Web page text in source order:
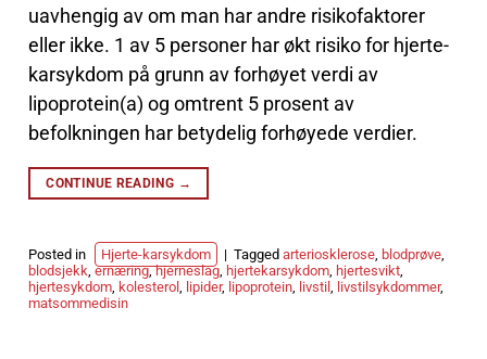
uavhengig av om man har andre risikofaktorer
eller ikke. 1 av 5 personer har økt risiko for hjerte-
karsykdom på grunn av forhøyet verdi av
lipoprotein(a) og omtrent 5 prosent av
befolkningen har betydelig forhøyede verdier.
CONTINUE READING →
Posted in Hjerte-karsykdom | Tagged arteriosklerose blodprøve
blodsjekk ernæring,hjerneslag hjertekarsykdom hjertesvikt
hjertesykdom kolesterol lipider, lipoprotein livstil livstilsykdommer,
matsommedisin